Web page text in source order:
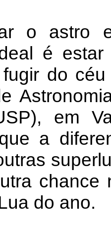
o astro
é
do
em
a
do ano.